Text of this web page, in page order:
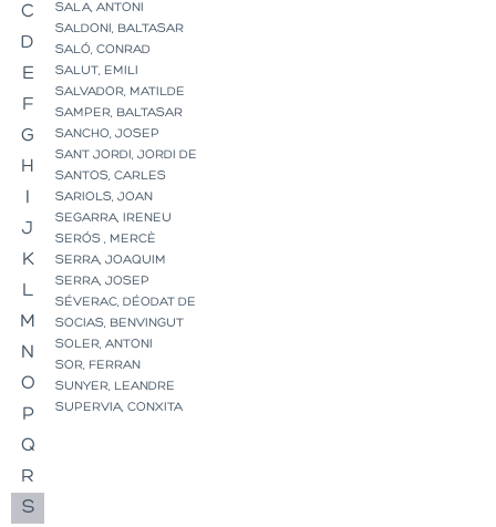
C
D
E
F
G
H
J
K
L
M
N
O
P
Q
R
S
SALA, ANTONI
SALDONI, BALTASAR
SALÓ, CONRAD
SALUT, EMILI
SALVADOR, MATILDE
SAMPER, BALTASAR
SANCHO, JOSEP
SANT JORDI, JORDI DE
SANTOS, CARLES
SARIOLS, JOAN
SEGARRA, IRENEU
SERÓS , MERCÈ
SERRA, JOAQUIM
SERRA, JOSEP
SÉVERAC, DÉODAT DE
SOCIAS, BENVINGUT
SOLER, ANTONI
SOR, FERRAN
SUNYER, LEANDRE
SUPERVIA, CONXITA